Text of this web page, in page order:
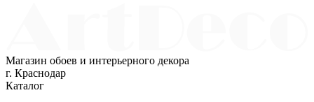
Магазин обоев и интерьерного декора
г. Краснодар
Каталог